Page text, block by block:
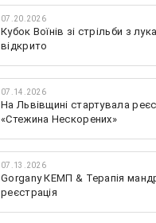
07.20.2026
Кубок Воїнів зі стрільби з
відкрито
07.14.2026
На Львівщині стартувала
«Стежина Нескорених»
07.13.2026
Gorgany КЕМП & Терапія
реєстрація